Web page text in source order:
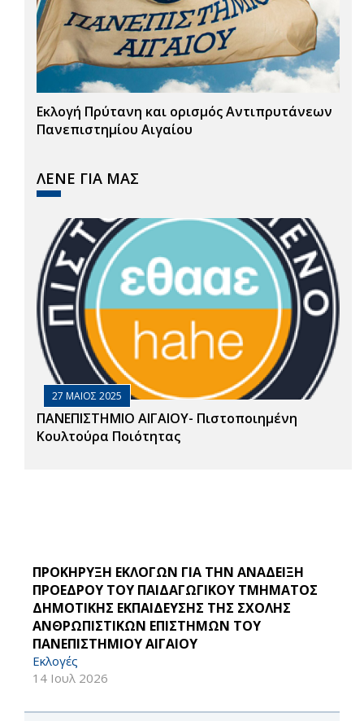
Εκλογή Πρύτανη και ορισμός Αντιπρυτάνεων
Πανεπιστημίου Αιγαίου
ΛΕΝΕ ΓΙΑ ΜΑΣ
27 ΜΑΙΟΣ 2025
ΠΑΝΕΠΙΣΤΗΜΙΟ ΑΙΓΑΙΟΥ- Πιστοποιημένη
Κουλτούρα Ποιότητας
ΠΡΟΚΗΡΥΞΗ ΕΚΛΟΓΩΝ ΓΙΑ ΤΗΝ ΑΝΑΔΕΙΞΗ
ΠΡΟΕΔΡΟΥ ΤΟΥ ΠΑΙΔΑΓΩΓΙΚΟΥ ΤΜΗΜΑΤΟΣ
ΔΗΜΟΤΙΚΗΣ ΕΚΠΑΙΔΕΥΣΗΣ ΤΗΣ ΣΧΟΛΗΣ
ΑΝΘΡΩΠΙΣΤΙΚΩΝ ΕΠΙΣΤΗΜΩΝ ΤΟΥ
ΠΑΝΕΠΙΣΤΗΜΙΟΥ ΑΙΓΑΙΟΥ
Εκλογές
14 Ιουλ 2026